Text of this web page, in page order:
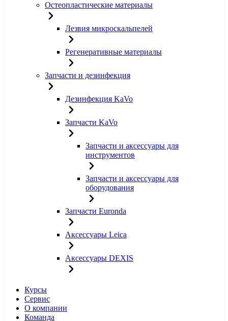
Остеопластические материалы
Лезвия микроскальпелей
Регенеративные материалы
Запчасти и дезинфекция
Дезинфекция KaVo
Запчасти KaVo
Запчасти и аксессуары для
инструментов
Запчасти и аксессуары для
оборудования
Запчасти Euronda
Аксессуары Leica
Аксессуары DEXIS
Курсы
Сервис
О компании
Команда